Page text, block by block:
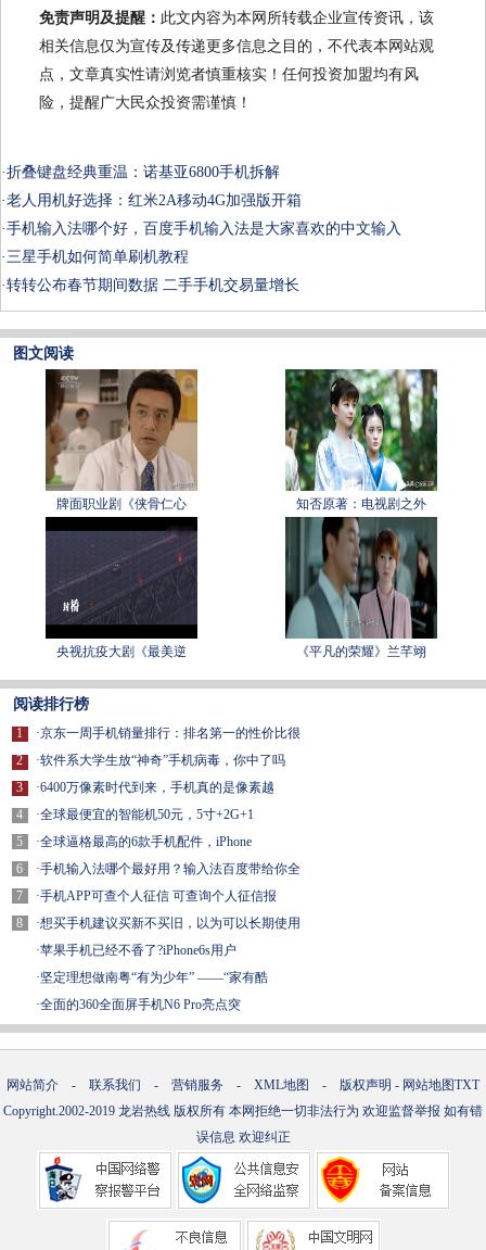
免责声明及提醒： 此文内容为本网所转载企业宣传资讯，该
相关信息仅为宣传及传递更多信息之目的，不代表本网站观
点，文章真实性请浏览者慎重核实！任何投资加盟均有风
险，提醒广大民众投资需谨慎！
·折叠键盘经典重温：诺基亚6800手机拆解
·老人用机好选择：红米2A移动4G加强版开箱
·手机输入法哪个好，百度手机输入法是大家喜欢的中文输入
·三星手机如何简单刷机教程
·转转公布春节期间数据 二手手机交易量增长
图文阅读
牌面职业剧《侠骨仁心 知否原著：电视剧之外
央视抗疫大剧《最美逆 《平凡的荣耀》兰芊翊
阅读排行榜
1
2
3
4
5
6
7
8
·京东一周手机销量排行：排名第一的性价比很
·软件系大学生放“神奇”手机病毒，你中了吗
·6400万像素时代到来，手机真的是像素越
·全球最便宜的智能机50元，5寸+2G+1
·全球逼格最高的6款手机配件，iPhone
·手机输入法哪个最好用？输入法百度带给你全
·手机APP可查个人征信 可查询个人征信报
·想买手机建议买新不买旧，以为可以长期使用
·苹果手机已经不香了?iPhone6s用户
·坚定理想做南粤“有为少年” ——“家有酷
·全面的360全面屏手机N6 Pro亮点突
网站简介 - 联系我们 - 营销服务 - XML地图 - 版权声明 - 网站地图TXT
Copyright.2002-2019 龙岩热线 版权所有 本网拒绝一切非法行为 欢迎监督举报 如有错
误信息 欢迎纠正